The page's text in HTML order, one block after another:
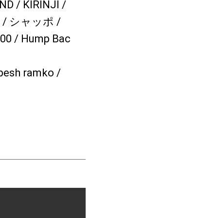
/ KIRINJI /
/ シャッポ /
/ Hump Bac
ramko /